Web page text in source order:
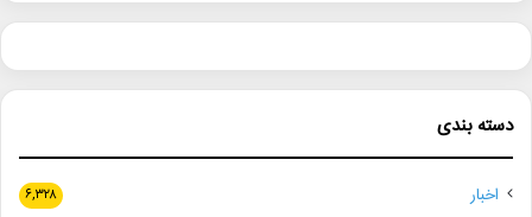
دسته بندی
اخبار ۶,۳۲۸